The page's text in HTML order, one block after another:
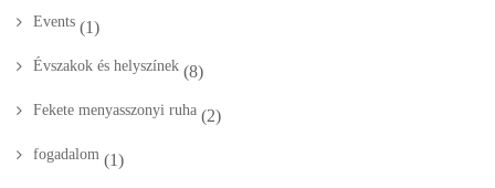
Events (1)
Évszakok és helyszínek (8)
Fekete menyasszonyi ruha (2)
fogadalom (1)